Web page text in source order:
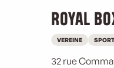
Royal
VEREINE
32 rue